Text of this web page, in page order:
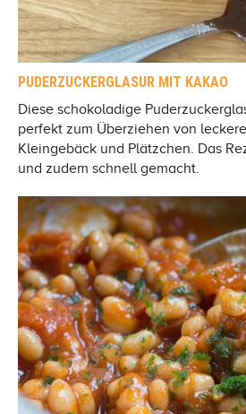
PUDERZUCKERGLASUR MIT KAKAO
Diese schokoladige
perfekt zum Überziehen von
Kleingebäck und Plätzchen. Das
und zudem schnell gemacht.